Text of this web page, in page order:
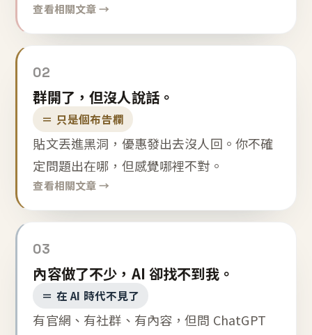
查看相關文章 →
02
群開了，但沒人說話。
＝ 只是個布告欄
貼文丟進黑洞，優惠發出去沒人回。你不確
定問題出在哪，但感覺哪裡不對。
查看相關文章 →
03
內容做了不少，AI 卻找不到我。
＝ 在 AI 時代不見了
有官網、有社群、有內容，但問 ChatGPT